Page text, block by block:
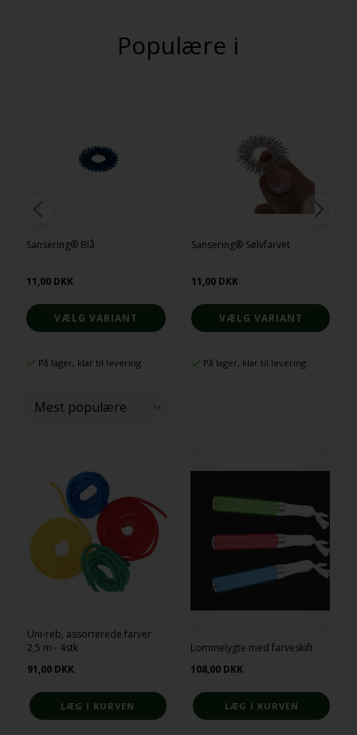
Populære i
Sansering® Blå
11,00 DKK
VÆLG VARIANT
På lager, klar til levering
Sansering® Sølvfarvet
11,00 DKK
VÆLG VARIANT
På lager, klar til levering
Uni-reb, assorterede farver
2,5 m - 4stk
91,00 DKK
Lommelygte med farveskift
108,00 DKK